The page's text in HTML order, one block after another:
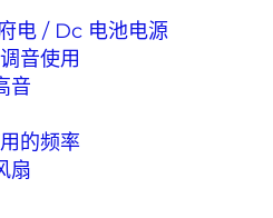
电 / Dc 电池电源
音使用
音
的频率
扇